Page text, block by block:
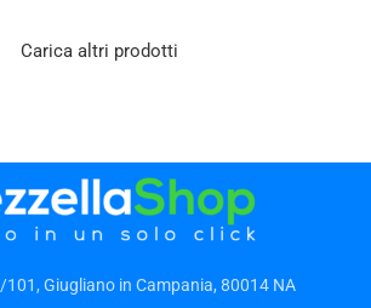
Carica altri prodotti
Giugliano in Campania, 80014 NA